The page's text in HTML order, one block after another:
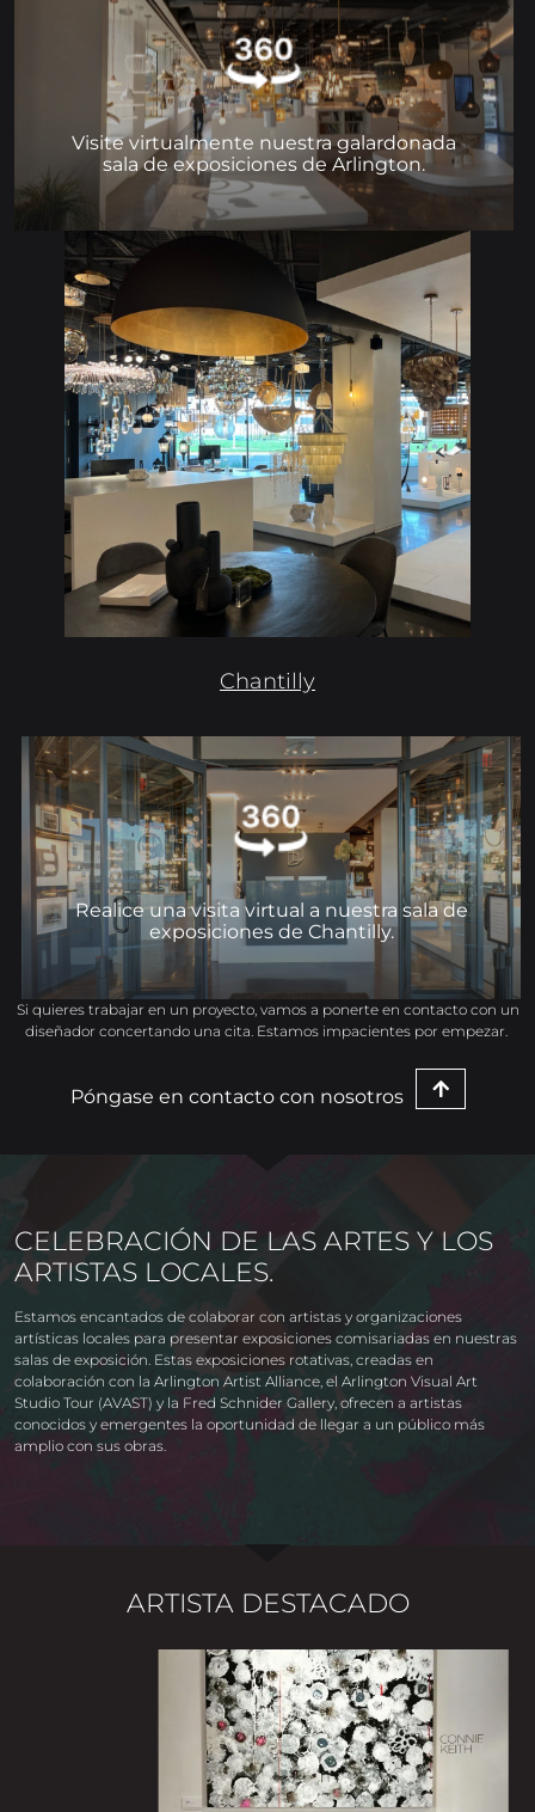
Visite virtualmente nuestra galardonada
sala de exposiciones de Arlington.
Visite virtualmente nuestra galardonada
sala de exposiciones de Arlington.
Vaya a
Chantilly
Realice una visita virtual a nuestra sala de
exposiciones de Chantilly.
Realice una visita virtual a nuestra sala de
exposiciones de Chantilly.
Vaya a
Si quieres trabajar en un proyecto, vamos a ponerte en contacto con un
diseñador concertando una cita. Estamos impacientes por empezar.
Póngase en contacto con nosotros
CELEBRACIÓN DE LAS ARTES Y LOS
ARTISTAS LOCALES.
Estamos encantados de colaborar con artistas y organizaciones
artísticas locales para presentar exposiciones comisariadas en nuestras
salas de exposición. Estas exposiciones rotativas, creadas en
colaboración con la Arlington Artist Alliance, el Arlington Visual Art
Studio Tour (AVAST) y la Fred Schnider Gallery, ofrecen a artistas
conocidos y emergentes la oportunidad de llegar a un público más
amplio con sus obras.
ARTISTA DESTACADO